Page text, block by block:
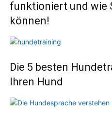
funktioniert und wie
können!
Die 5 besten
Ihren Hund